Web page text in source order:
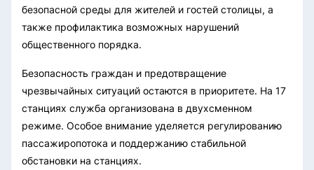
безопасной среды для жителей и гостей столицы, а
также профилактика возможных нарушений
общественного порядка.
Безопасность граждан и предотвращение
чрезвычайных ситуаций остаются в приоритете. На 17
станциях служба организована в двухсменном
режиме. Особое внимание уделяется регулированию
пассажиропотока и поддержанию стабильной
обстановки на станциях.